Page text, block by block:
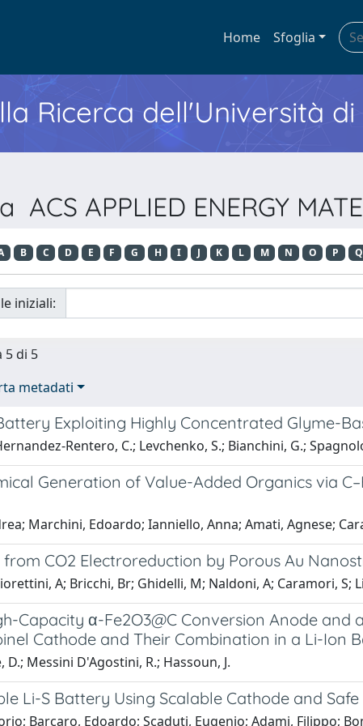
Home Sfoglia
Ricerca dell'Università
APPLIED ENERGY
B C D E F G H I J K L M N O P Q
iniziali:
5 di 5
metadati
Exploiting Highly Concentrated Glyme-
Rentero, C.; Levchenko, S.; Bianchini, G.;
Generation of Value-Added Organics via
Marchini, Edoardo; Ianniello, Anna; Amati, Agnese;
CO2 Electroreduction by Porous Au
A; Bricchi, Br; Ghidelli, M; Naldoni, A; Caramori, S;
Capacity α-Fe2O3@C Conversion Anode and
Cathode and Their Combination in a Li-Ion
D.; Messini D'Agostini, R.; Hassoun, J.
Li-S Battery Using Scalable Cathode and
Barcaro, Edoardo; Scaduti, Eugenio; Adami, Filippo;